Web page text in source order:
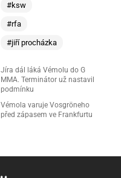
#ksw
#rfa
#jiří procházka
Jíra dál láká Vémolu do G
MMA. Terminátor už nastavil
podmínku
Vémola varuje Vosgröneho
před zápasem ve Frankfurtu